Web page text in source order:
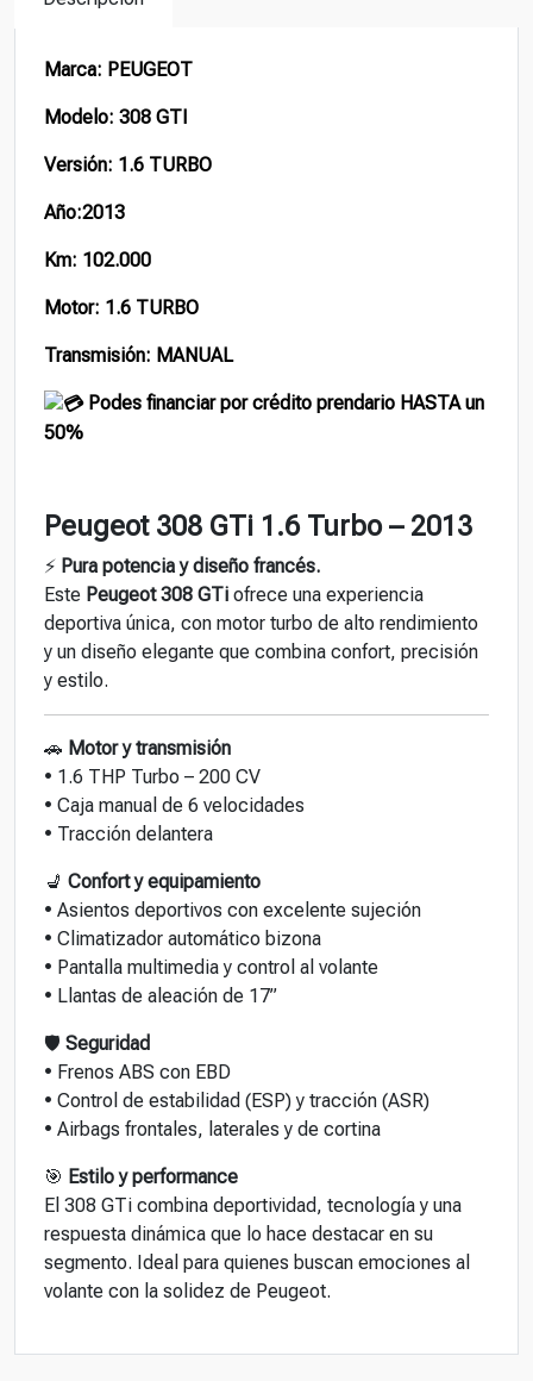
Marca: PEUGEOT
Modelo: 308 GTI
Versión: 1.6 TURBO
Año:2013
Km: 102.000
Motor: 1.6 TURBO
Transmisión: MANUAL
Podes financiar por crédito prendario HASTA un
50%
Peugeot 308 GTi 1.6 Turbo – 2013
⚡ Pura potencia y diseño francés.
Este Peugeot 308 GTi ofrece una experiencia
deportiva única, con motor turbo de alto rendimiento
y un diseño elegante que combina confort, precisión
y estilo.
🚗 Motor y transmisión
• 1.6 THP Turbo – 200 CV
• Caja manual de 6 velocidades
• Tracción delantera
💺 Confort y equipamiento
• Asientos deportivos con excelente sujeción
• Climatizador automático bizona
• Pantalla multimedia y control al volante
• Llantas de aleación de 17”
🛡️ Seguridad
• Frenos ABS con EBD
• Control de estabilidad (ESP) y tracción (ASR)
• Airbags frontales, laterales y de cortina
🎯 Estilo y performance
El 308 GTi combina deportividad, tecnología y una
respuesta dinámica que lo hace destacar en su
segmento. Ideal para quienes buscan emociones al
volante con la solidez de Peugeot.